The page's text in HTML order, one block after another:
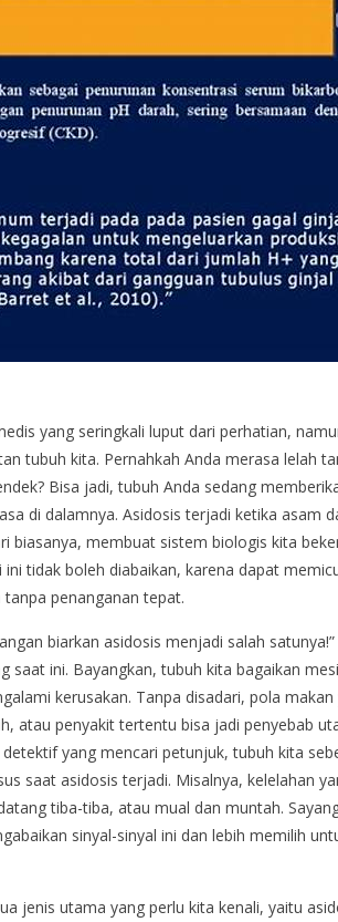
yang seringkali luput dari perhatian,
tubuh kita. Pernahkah Anda merasa lelah
Bisa jadi, tubuh Anda sedang
di dalamnya. Asidosis terjadi ketika asam
biasanya, membuat sistem biologis kita
tidak boleh diabaikan, karena dapat
penanganan tepat.
biarkan asidosis menjadi salah
saat ini. Bayangkan, tubuh kita bagaikan
kerusakan. Tanpa disadari, pola
atau penyakit tertentu bisa jadi penyebab
yang mencari petunjuk, tubuh kita
saat asidosis terjadi. Misalnya, kelelahan
tiba-tiba, atau mual dan muntah.
sinyal-sinyal ini dan lebih memilih
jenis utama yang perlu kita kenali, yaitu